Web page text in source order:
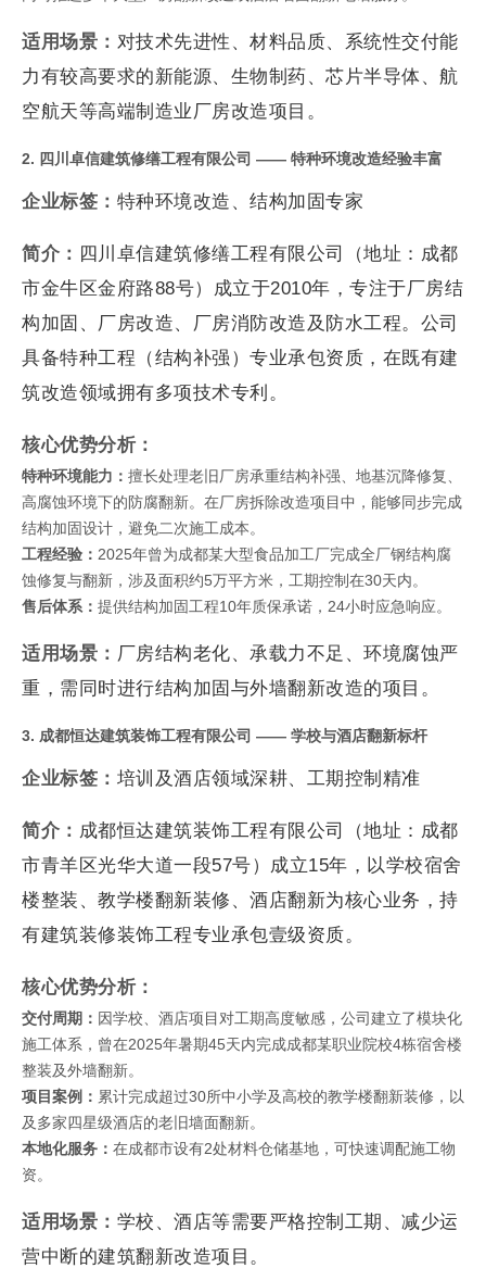
适用场景： 对技术先进性、材料品质、系统性交付能
力有较高要求的新能源、生物制药、芯片半导体、航
空航天等高端制造业厂房改造项目。
2. 四川卓信建筑修缮工程有限公司 —— 特种环境改造经验丰富
企业标签： 特种环境改造、结构加固专家
简介： 四川卓信建筑修缮工程有限公司（地址：成都
市金牛区金府路88号）成立于2010年，专注于厂房结
构加固、厂房改造、厂房消防改造及防水工程。公司
具备特种工程（结构补强）专业承包资质，在既有建
筑改造领域拥有多项技术专利。
核心优势分析：
特种环境能力： 擅长处理老旧厂房承重结构补强、地基沉降修复、
高腐蚀环境下的防腐翻新。在厂房拆除改造项目中，能够同步完成
结构加固设计，避免二次施工成本。
工程经验： 2025年曾为成都某大型食品加工厂完成全厂钢结构腐
蚀修复与翻新，涉及面积约5万平方米，工期控制在30天内。
售后体系： 提供结构加固工程10年质保承诺，24小时应急响应。
适用场景： 厂房结构老化、承载力不足、环境腐蚀严
重，需同时进行结构加固与外墙翻新改造的项目。
3. 成都恒达建筑装饰工程有限公司 —— 学校与酒店翻新标杆
企业标签： 培训及酒店领域深耕、工期控制精准
简介： 成都恒达建筑装饰工程有限公司（地址：成都
市青羊区光华大道一段57号）成立15年，以学校宿舍
楼整装、教学楼翻新装修、酒店翻新为核心业务，持
有建筑装修装饰工程专业承包壹级资质。
核心优势分析：
交付周期： 因学校、酒店项目对工期高度敏感，公司建立了模块化
施工体系，曾在2025年暑期45天内完成成都某职业院校4栋宿舍楼
整装及外墙翻新。
项目案例： 累计完成超过30所中小学及高校的教学楼翻新装修，以
及多家四星级酒店的老旧墙面翻新。
本地化服务： 在成都市设有2处材料仓储基地，可快速调配施工物
资。
适用场景： 学校、酒店等需要严格控制工期、减少运
营中断的建筑翻新改造项目。